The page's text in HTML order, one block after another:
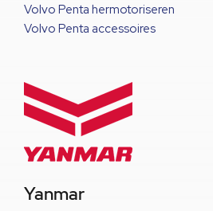
Volvo Penta hermotoriseren
Volvo Penta accessoires
Yanmar